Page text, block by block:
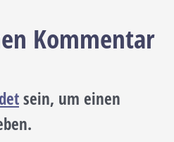
Kommentar
sein, um einen